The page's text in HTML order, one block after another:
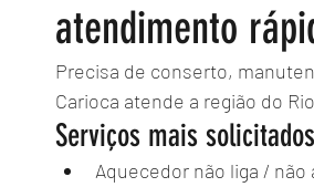
Reparo de Aquecedor a Gás
atendimento
Precisa de conserto,
Carioca atende a região do
Serviços mais
Aquecedor não liga / não